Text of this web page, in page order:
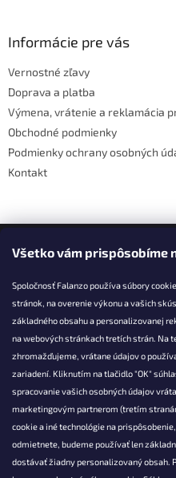
Všetko vám prispôsobíme
Spoločnosť Falanzo používa súbory
stránok, na overenie výkonu a vašich
základného obsahu a personalizovanej
na webových stránkach tretích strán. Na
zhromažďujeme, vrátane údajov o
zariadení. Kliknutím na tlačidlo "OK"
spracovanie vašich osobných údajov
marketingovým partnerom (tretím
cookie a iné technológie na
odmietnete, budeme používať len
dostávať žiadny personalizovaný obsah.
Informácie pre vás
Vernostné zľavy
Doprava a platba
Výmena, vrátenie a reklamácia
Obchodné podmienky
Podmienky ochrany osobných
Kontakt
Facebook
KONTAKT
info@falanzo.sk
Falanzo.sk
FalanzoSK